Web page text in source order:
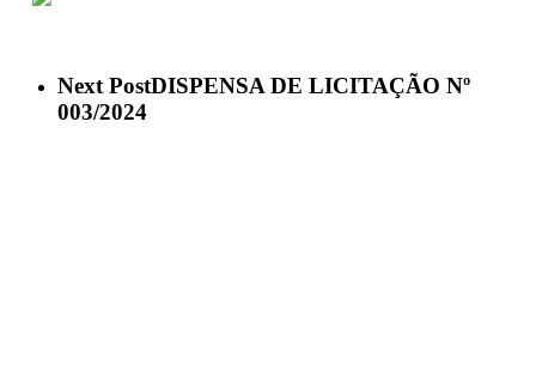
Next PostDISPENSA DE LICITAÇÃO Nº
003/2024